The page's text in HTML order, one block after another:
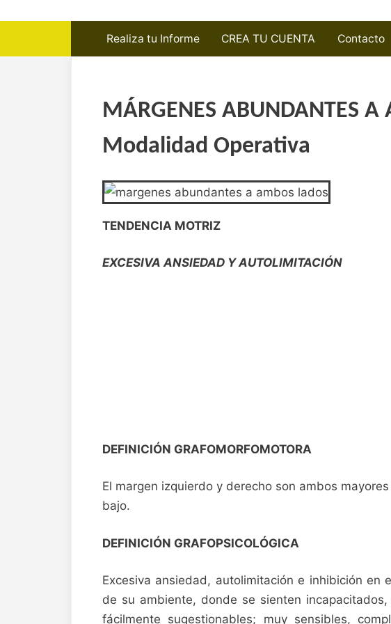
Realiza tu Informe CREA TU CUENTA Contacto
MÁRGENES ABUNDANTES A
Modalidad Operativa
TENDENCIA MOTRIZ
EXCESIVA ANSIEDAD Y AUTOLIMITACIÓN
DEFINICIÓN GRAFOMORFOMOTORA
El margen izquierdo y derecho son ambos
bajo.
DEFINICIÓN GRAFOPSICOLÓGICA
Excesiva ansiedad, autolimitación e inhibición
de su ambiente, donde se sienten
fácilmente sugestionables; muy sensibles,